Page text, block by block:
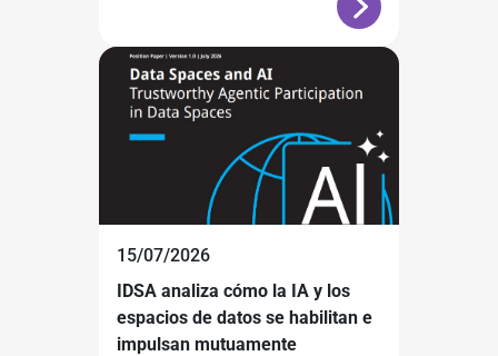
15/07/2026
IDSA analiza cómo la IA y los
espacios de datos se habilitan e
impulsan mutuamente